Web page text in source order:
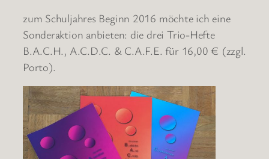
zum Schuljahres Beginn 2016 möchte ich eine
Sonderaktion anbieten: die drei Trio-Hefte
B.A.C.H., A.C.D.C. & C.A.F.E. für 16,00 € (zzgl.
Porto).